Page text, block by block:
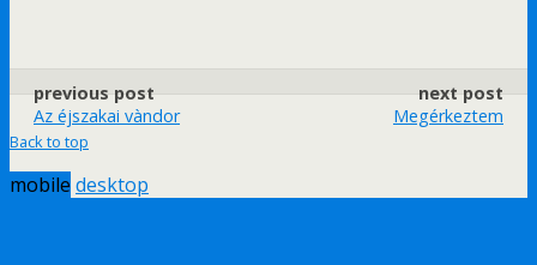
previous post
Az éjszakai vàndor
next post
Megérkeztem
Back to top
mobile desktop